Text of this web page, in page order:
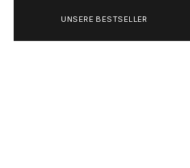
UNSERE BESTSELLER